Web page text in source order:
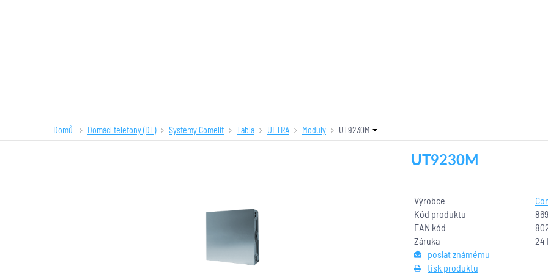
Domů Domácí telefony (DT) Systémy Comelit Tabla ULTRA Moduly UT9230M
UT9230M
Výrobce
Kód produktu
EAN kód
Záruka
24
poslat známému
tisk produktu